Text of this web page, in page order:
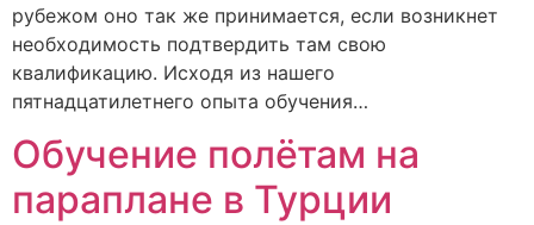
рубежом оно так же принимается, если возникнет
необходимость подтвердить там свою
квалификацию. Исходя из нашего
пятнадцатилетнего опыта обучения…
Обучение полётам на
параплане в Турции